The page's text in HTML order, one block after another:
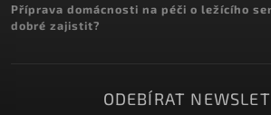
Příprava domácnosti na péči o ležícího
dobré zajistit?
ODEBÍRAT